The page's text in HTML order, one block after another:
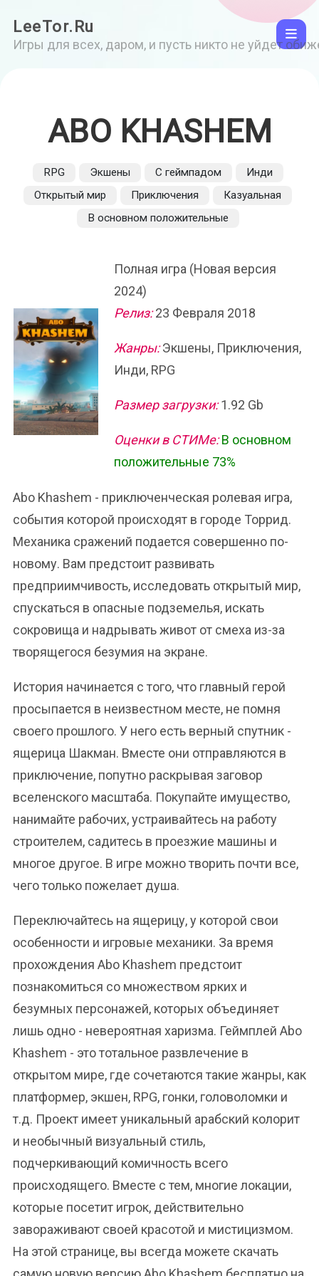
LeeTor.Ru
Игры для всех, даром, и пусть никто не уйдет
ABO KHASHEM
RPG Экшены С геймпадом
Инди
Открытый мир
Приключения
Казуальная
В основном положительные
Полная игра (Новая версия
2024)
Релиз:23 Февраля 2018
Жанры:Экшены, Приключения,
Инди, RPG
Размер загрузки:1.92 Gb
Оценки в СТИМе: В основном
положительные 73%
Abo Khashem - приключенческая ролевая игра,
события которой происходят в городе Торрид.
Механика сражений подается совершенно по-
новому. Вам предстоит развивать
предприимчивость, исследовать открытый мир,
спускаться в опасные подземелья, искать
сокровища и надрывать живот от смеха из-за
творящегося безумия на экране.
История начинается с того, что главный герой
просыпается в неизвестном месте, не помня
своего прошлого. У него есть верный спутник -
ящерица Шакман. Вместе они отправляются в
приключение, попутно раскрывая заговор
вселенского масштаба. Покупайте имущество,
нанимайте рабочих, устраивайтесь на работу
строителем, садитесь в проезжие машины и
многое другое. В игре можно творить почти все,
чего только пожелает душа.
Переключайтесь на ящерицу, у которой свои
особенности и игровые механики. За время
прохождения Abo Khashem предстоит
познакомиться со множеством ярких и
безумных персонажей, которых объединяет
лишь одно - невероятная харизма. Геймплей Abo
Khashem - это тотальное развлечение в
открытом мире, где сочетаются такие жанры, как
платформер, экшен, RPG, гонки, головоломки и
т.д. Проект имеет уникальный арабский колорит
и необычный визуальный стиль,
подчеркивающий комичность всего
происходящего. Вместе с тем, многие локации,
которые посетит игрок, действительно
завораживают своей красотой и мистицизмом.
На этой странице, вы всегда можете скачать